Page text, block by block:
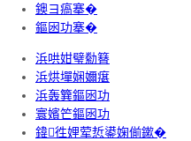
鐭ヨ瘑搴�
鏂囦功搴�
浜哄姏璧勬簮
浜烘墠娴嬭瘎
浜轰簨鏂囦功
寰嬪笀鏂囦功
鍏徃娌荤悊鍙婅偂鏉�